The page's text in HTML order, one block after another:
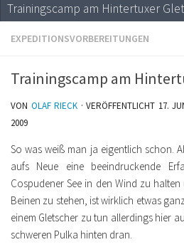
Trainingscamp am Hintertuxer
EXPEDITIONSVORBEREITUNGEN
Trainingscamp am
VON OLAF RIECK · VERÖFFENTLICHT 17.
2009
So was weiß man ja eigentlich schon.
aufs Neue eine beeindruckende
Cospudener See in den Wind zu
Beinen zu stehen, ist wirklich etwas
einem Gletscher zu tun allerdings hier
schweren Pulka hinten dran.